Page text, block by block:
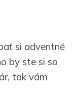
si adventné
by ste si so
tak vám